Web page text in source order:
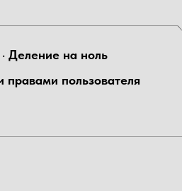
· Деление на ноль
пользователя